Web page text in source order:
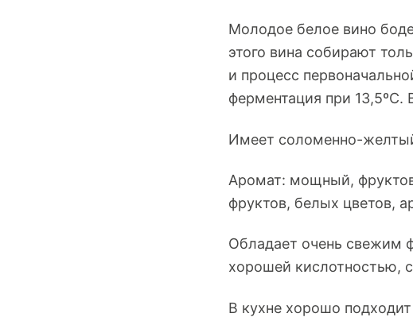
Молодое белое вино
этого вина собирают
и процесс
ферментация при
Имеет соломенно-
Аромат: мощный,
фруктов, белых цветов,
Обладает очень свежим
хорошей кислотностью,
В кухне хорошо